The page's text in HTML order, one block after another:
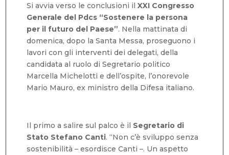
Si avvia verso le conclusioni ilXXI Congresso
Generale del Pdcs “Sostenere la persona
per il futuro del Paese”. Nella mattinata di
domenica, dopo la Santa Messa, proseguono i
lavori con gli interventi dei delegati, della
candidata al ruolo di Segretario politico
Marcella Michelotti e dell’ospite, l’onorevole
Mario Mauro, ex ministro della Difesa italiano.
Il primo a salire sul palco è il Segretario di
Stato Stefano Canti. “Non c’è sviluppo senza
sostenibilità – esordisce Canti –. Un aspetto